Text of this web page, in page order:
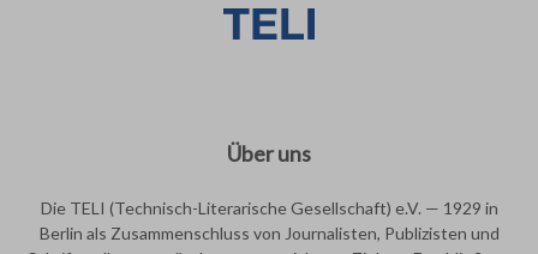
Über uns
Die TELI (Technisch-Literarische Gesellschaft) e.V. — 1929 in
Berlin als Zusammenschluss von Journalisten, Publizisten und